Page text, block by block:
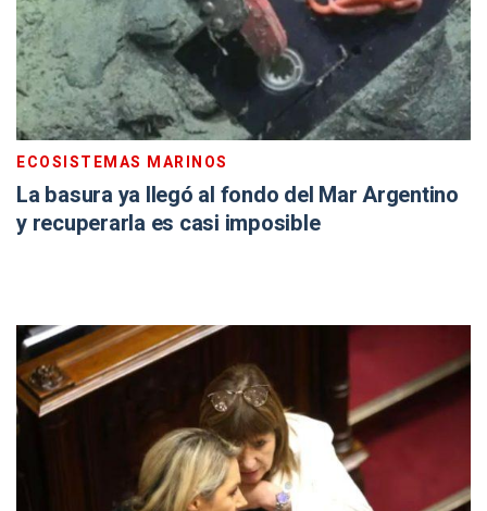
ECOSISTEMAS MARINOS
La basura ya llegó al fondo del Mar Argentino
y recuperarla es casi imposible